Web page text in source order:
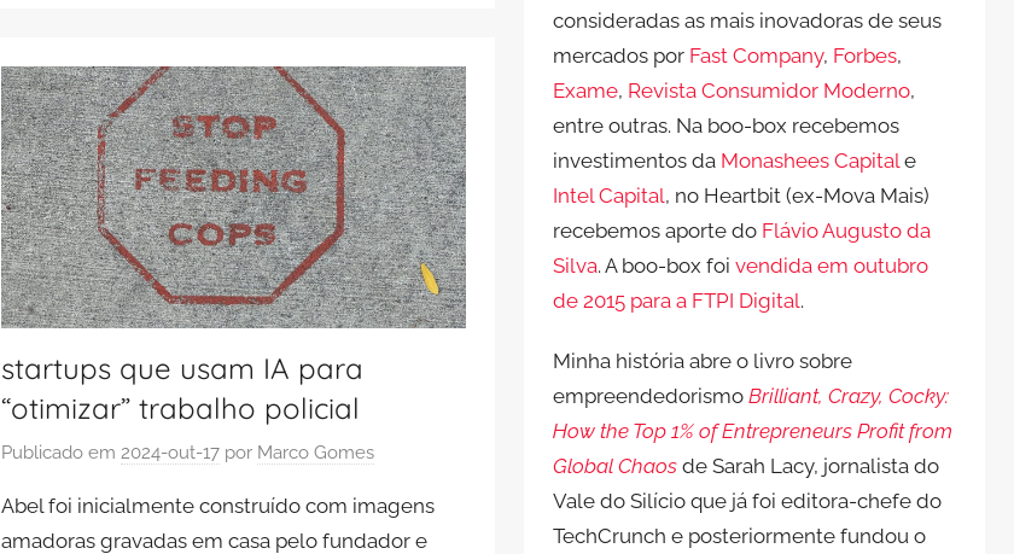
startups que usam IA para
“otimizar” trabalho policial
Publicado em2024-out-17 por Marco Gomes
Abel foi inicialmente construído com imagens
amadoras gravadas em casa pelo fundador e
consideradas as mais inovadoras de seus
mercados por Fast Company, Forbes,
Exame, Revista Consumidor Moderno,
entre outras. Na boo-box recebemos
investimentos da Monashees Capitale
Intel Capital, no Heartbit (ex-Mova Mais)
recebemos aporte do Flávio Augusto da
Silva. A boo-box foivendida em outubro
de 2015 para a FTPI Digital.
Minha história abre o livro sobre
empreendedorismoBrilliant, Crazy, Cocky:
How the Top 1% of Entrepreneurs Profit from
Global Chaos de Sarah Lacy, jornalista do
Vale do Silício que já foi editora-chefe do
TechCrunch e posteriormente fundou o